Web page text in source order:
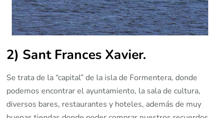
2) Sant Frances Xavier.
Se trata de la “capital” de la isla de Formentera, donde
podemos encontrar el ayuntamiento, la sala de cultura,
diversos bares, restaurantes y hoteles, además de muy